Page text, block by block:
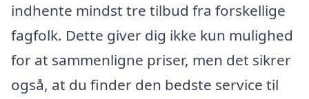
indhente mindst tre tilbud fra forskellige
fagfolk. Dette giver dig ikke kun mulighed
for at sammenligne priser, men det sikrer
også, at du finder den bedste service til